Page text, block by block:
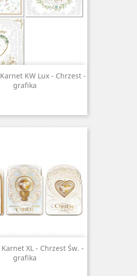
KW Lux - Chrzest -
grafika
Karnet XL - Chrzest Św. -
grafika